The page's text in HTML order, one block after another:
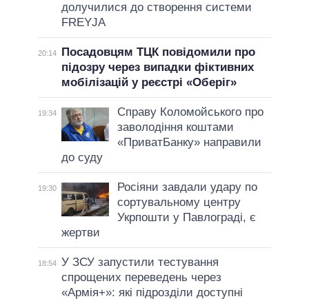
долучилися до створення системи
FREYJA
20:14
Посадовцям ТЦК повідомили про
підозру через випадки фіктивних
мобілізацій у реєстрі «Оберіг»
19:34
Справу Коломойського про
заволодіння коштами
«ПриватБанку» направили
до суду
19:30
Росіяни завдали удару по
сортувальному центру
Укрпошти у Павлограді, є
жертви
18:54 У ЗСУ запустили тестування
спрощених переведень через
«Армія+»: які підрозділи доступні